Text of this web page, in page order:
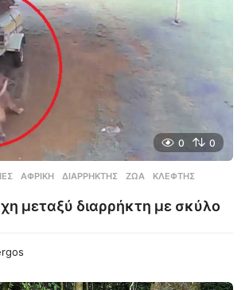
0 0
ΑΦΡΙΚΉ ,ΔΙΑΡΡΉΚΤΗΣ ,ΖΏΑ ,ΚΛΈΦΤΗΣ
μεταξύ διαρρήκτη με σκύλο